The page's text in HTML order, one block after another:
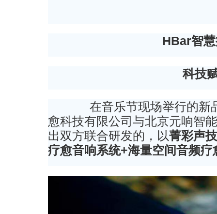
HBar智
科技
在音乐节现场举行的新
愈科技有限公司与北京元响智
出双方联合研发的，以菁彩声
疗愈音响系统+海量空间音频疗